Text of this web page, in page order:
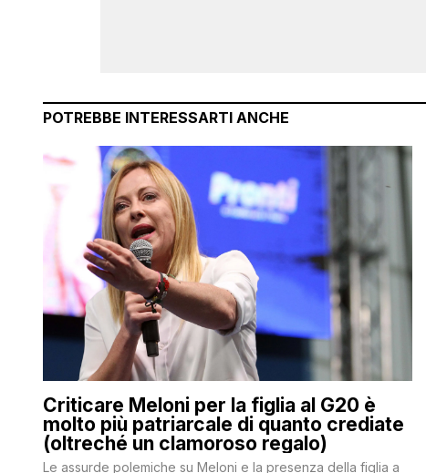
POTREBBE INTERESSARTI ANCHE
Criticare Meloni per la figlia al G20 è
molto più patriarcale di quanto crediate
(oltreché un clamoroso regalo)
Le assurde polemiche su Meloni e la presenza della figlia a